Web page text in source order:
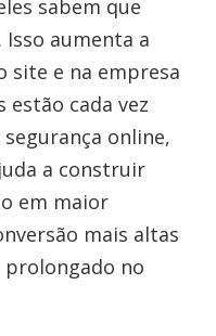
sabem que
aumenta a
site e na empresa
estão cada vez
online,
a construir
em maior
mais altas
no